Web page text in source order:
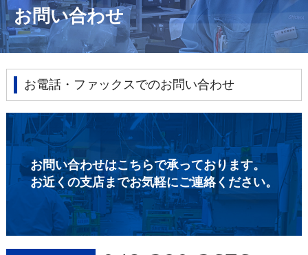
お問い合わせ
お電話・ファックスでのお問い合わせ
お問い合わせはこちらで承っております。
お近くの支店までお気軽にご連絡ください。